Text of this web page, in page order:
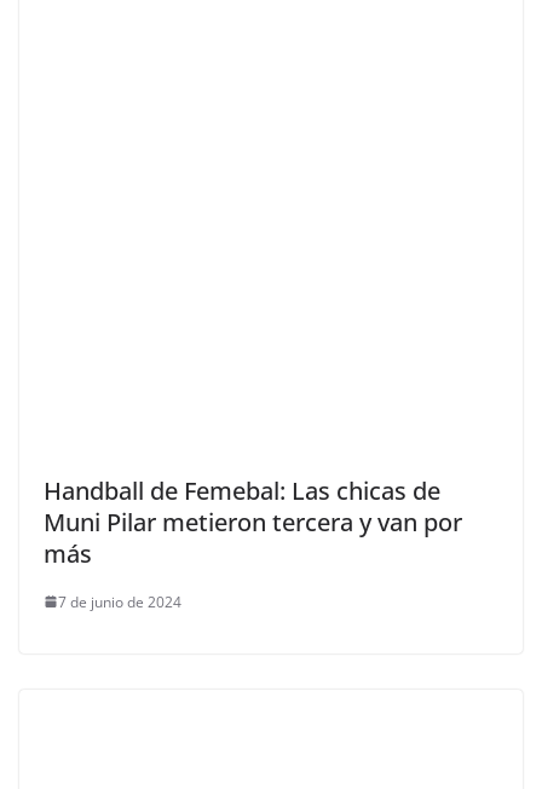
Handball de Femebal: Las chicas de
Muni Pilar metieron tercera y van por
más
7 de junio de 2024